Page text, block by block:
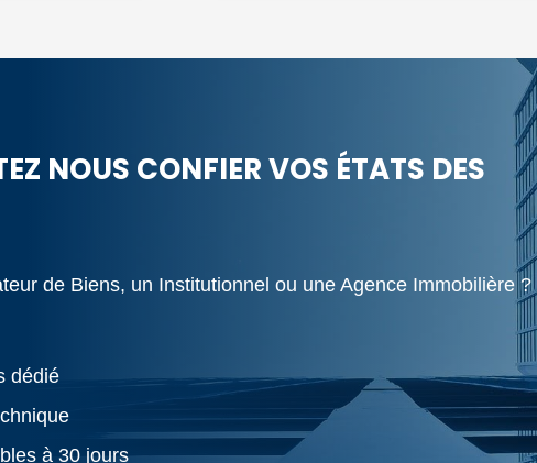
NOUS CONFIER VOS ÉTATS DES
de Biens, un Institutionnel ou une Agence Immobilière ?
dédié
à 30 jours